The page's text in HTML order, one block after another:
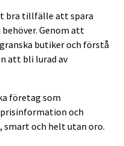
bra tillfälle att spara
Genom att
butiker och förstå
att bli lurad av
företag som
prisinformation och
smart och helt utan oro.